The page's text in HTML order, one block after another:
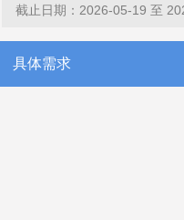
截止日期：2026-05-19 至
具体需求